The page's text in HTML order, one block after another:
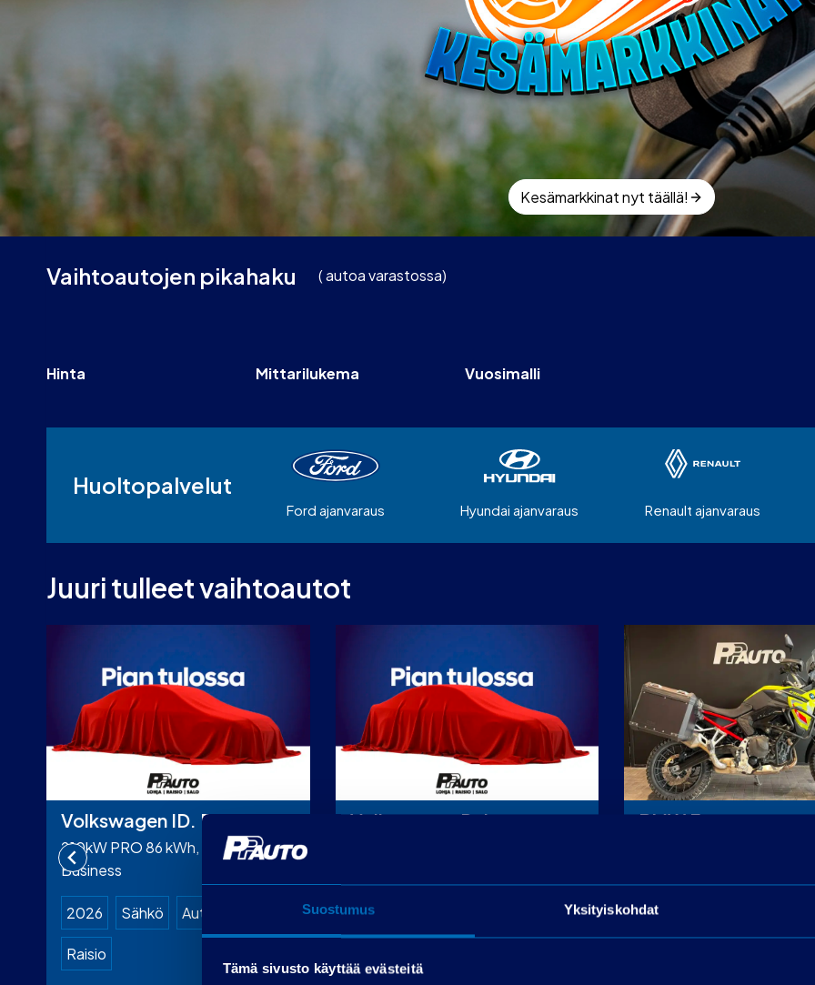
Suostumus Yksityiskohdat
Tämä sivusto käyttää evästeitä
Kesämarkkinat nyt täällä!
Vaihtoautojen pikahaku (autoa varastossa)
Hinta Mittarilukema Vuosimalli
Huolto­palvelut
Ford ajanvaraus Hyundai ajanvaraus Renault ajanvaraus
Juuri tulleet vaihtoautot
Volkswagen ID. Buzz
210kW PRO 86 kWh, pitkä
Business
2026 Sähkö Automaatti
Raisio
Volkswagen Polo
2024
BMW F
2024 17000 km